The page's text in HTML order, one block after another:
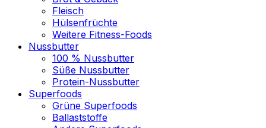
Fleisch
Hülsenfrüchte
Weitere Fitness-Foods
Nussbutter
100 % Nussbutter
Süße Nussbutter
Protein-Nussbutter
Superfoods
Grüne Superfoods
Ballaststoffe